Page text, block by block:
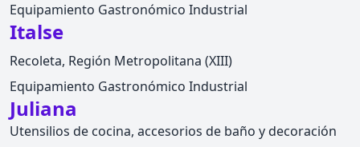
Equipamiento Gastronómico Industrial
Italse
Recoleta, Región Metropolitana (XIII)
Equipamiento Gastronómico Industrial
Juliana
Utensilios de cocina, accesorios de baño y decoración